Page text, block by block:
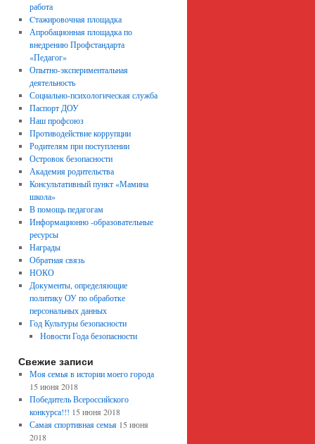
работа
Cтажировочная площадка
Апробационная площадка по
внедрению Профстандарта
«Педагог»
Опытно-экспериментальная
деятельность
Социально-психологическая служба
Паспорт ДОУ
Наш профсоюз
Противодействие коррупции
Родителям при поступлении
Островок безопасности
Академия родительства
Консультативный пункт «Мамина
школа»
В помощь педагогам
Информационно -образовательные
ресурсы
Награды
Обратная связь
НОКО
Документы, определяющие
политику ОУ по обработке
персональных данных
Год Культуры безопасности
Новости Года безопасности
Свежие записи
Моя семья в истории моего города
15 июня 2018
Победитель Всероссийского
конкурса!!! 15 июня 2018
Самая спортивная семья 15 июня
2018